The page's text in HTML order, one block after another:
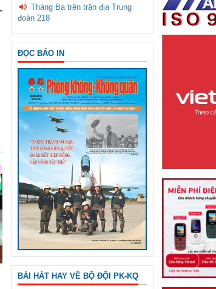
Tháng Ba trên trận địa Trung
đoàn 218
ĐỌC BÁO IN
BÀI HÁT HAY VỀ BỘ ĐỘI PK-KQ